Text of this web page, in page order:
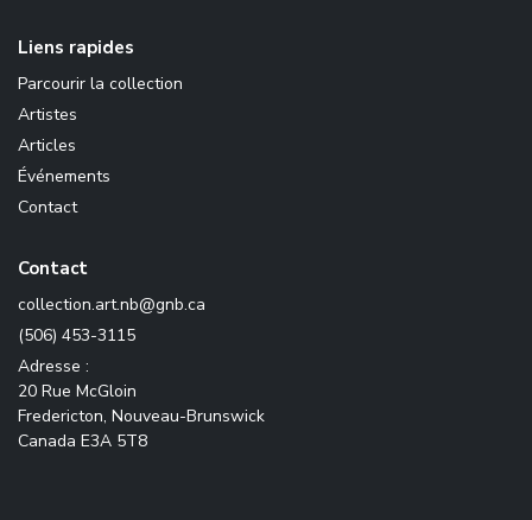
Liens rapides
Parcourir la collection
Artistes
Articles
Événements
Contact
Contact
ac.bng@bn.tra.noitcelloc
(506) 453-3115
Adresse :
20 Rue McGloin
Fredericton, Nouveau-Brunswick
Canada E3A 5T8